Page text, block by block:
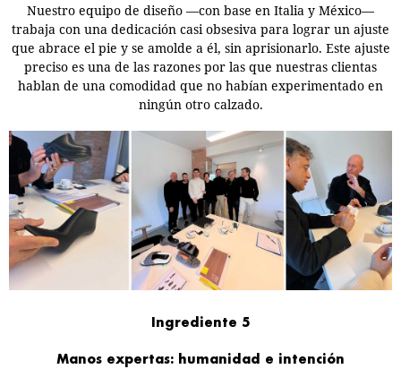
Nuestro equipo de diseño —con base en Italia y México—
trabaja con una dedicación casi obsesiva para lograr un ajuste
que abrace el pie y se amolde a él, sin aprisionarlo. Este ajuste
preciso es una de las razones por las que nuestras clientas
hablan de una comodidad que no habían experimentado en
ningún otro calzado.
Ingrediente 5
Manos expertas: humanidad e intención